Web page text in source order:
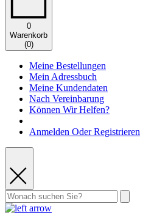
0
Warenkorb
(0)
Meine Bestellungen
Mein Adressbuch
Meine Kundendaten
Nach Vereinbarung
Können Wir Helfen?
Anmelden Oder Registrieren